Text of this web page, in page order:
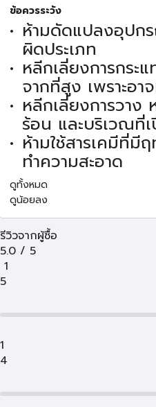
ข้อควรระวัง
ห้ามดัดแปลงอุปก
ผิดประเภท
หลีกเลี่ยงการกระ
จากที่สูง เพราะอา
หลีกเลี่ยงการวาง
ร้อน และบริเวณที่
ห้ามใช้สารเคมีที่มี
ทำความสะอาด
ดูทั้งหมด
ดูน้อยลง
รีวิวจากผู้ซื้อ
5.0 / 5
1
5
1
4